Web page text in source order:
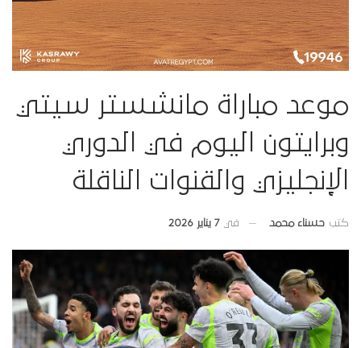
موعد مباراة مانشستر سيتي
وبرايتون اليوم في الدوري
الإنجليزي والقنوات الناقلة
كتب حسناء محمد في 7 يناير 2026